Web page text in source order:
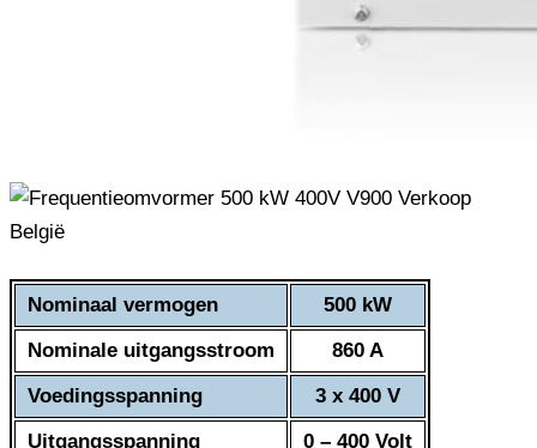
Nominaal vermogen
500 kW
Nominale uitgangsstroom
860 A
Voedingsspanning
3 x 400 V
Uitgangsspanning
0 – 400 Volt